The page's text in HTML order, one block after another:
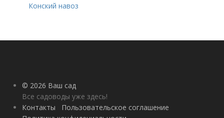
Конский навоз
© 2026 Ваш сад
Все садоводы уже здесь!
Контакты
Пользовательское соглашение